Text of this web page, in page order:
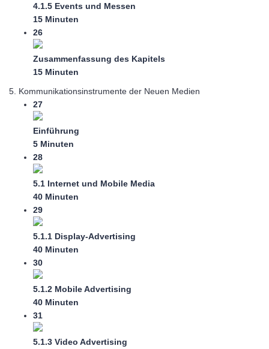
4.1.5 Events und Messen
15 Minuten
26
Zusammenfassung des Kapitels
15 Minuten
5. Kommunikationsinstrumente der Neuen Medien
27
Einführung
5 Minuten
28
5.1 Internet und Mobile Media
40 Minuten
29
5.1.1 Display-Advertising
40 Minuten
30
5.1.2 Mobile Advertising
40 Minuten
31
5.1.3 Video Advertising